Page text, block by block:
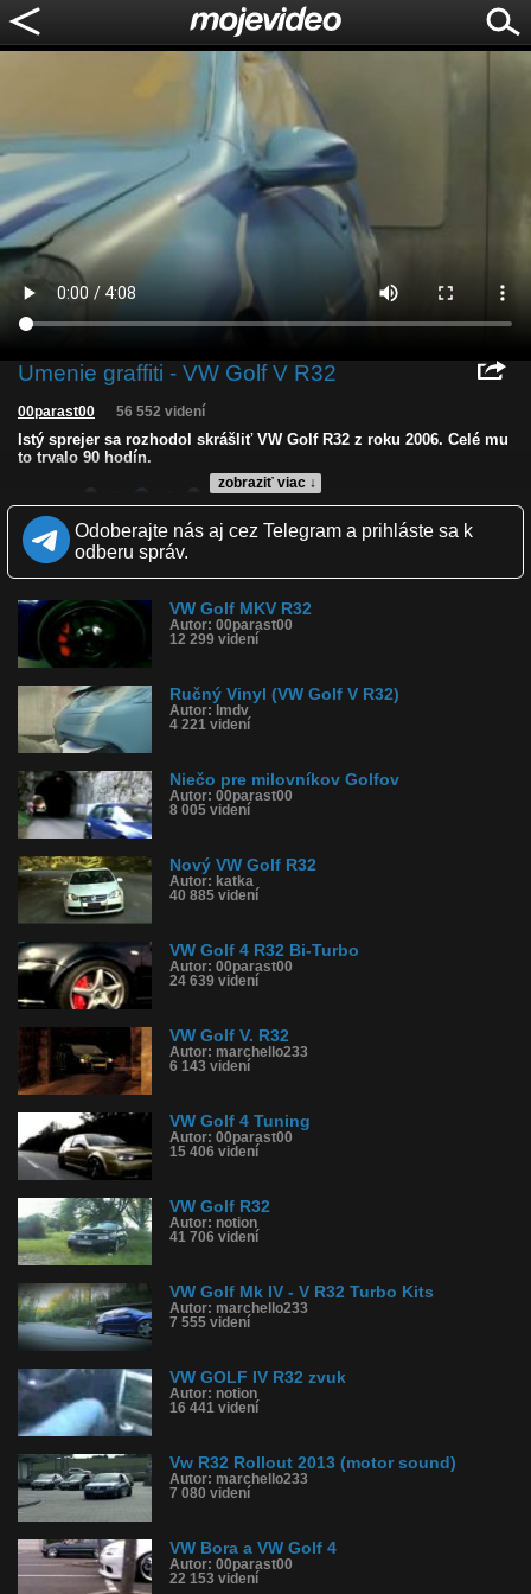
Umenie graffiti - VW Golf V R32
zobraziť viac ↓
00parast00 56 552 videní
Istý sprejer sa rozhodol skrášliť VW Golf R32 z roku 2006. Celé mu
to trvalo 90 hodín.
LQ
Zverejnené: 30.6.2012 12:27
Páči sa: 92% (161 hlasov)
Obľúbené: 102
Komentárov: 124
Kategória: auto-moto
Tagy: vw volkswagen, golf v r32, tuning, sprej, sprejer, umenie,
grafity
História sledovanosti videa:
Odoberajte nás aj cez Telegram a prihláste sa k
odberu správ.
VW Golf MKV R32
Autor: 00parast00
12 299 videní
Ručný Vinyl (VW Golf V R32)
Autor: lmdv
4 221 videní
Niečo pre milovníkov Golfov
Autor: 00parast00
8 005 videní
Nový VW Golf R32
Autor: katka
40 885 videní
VW Golf 4 R32 Bi-Turbo
Autor: 00parast00
24 639 videní
VW Golf V. R32
Autor: marchello233
6 143 videní
VW Golf 4 Tuning
Autor: 00parast00
15 406 videní
VW Golf R32
Autor: notion
41 706 videní
VW Golf Mk IV - V R32 Turbo Kits
Autor: marchello233
7 555 videní
VW GOLF IV R32 zvuk
Autor: notion
16 441 videní
Vw R32 Rollout 2013 (motor sound)
Autor: marchello233
7 080 videní
VW Bora a VW Golf 4
Autor: 00parast00
22 153 videní